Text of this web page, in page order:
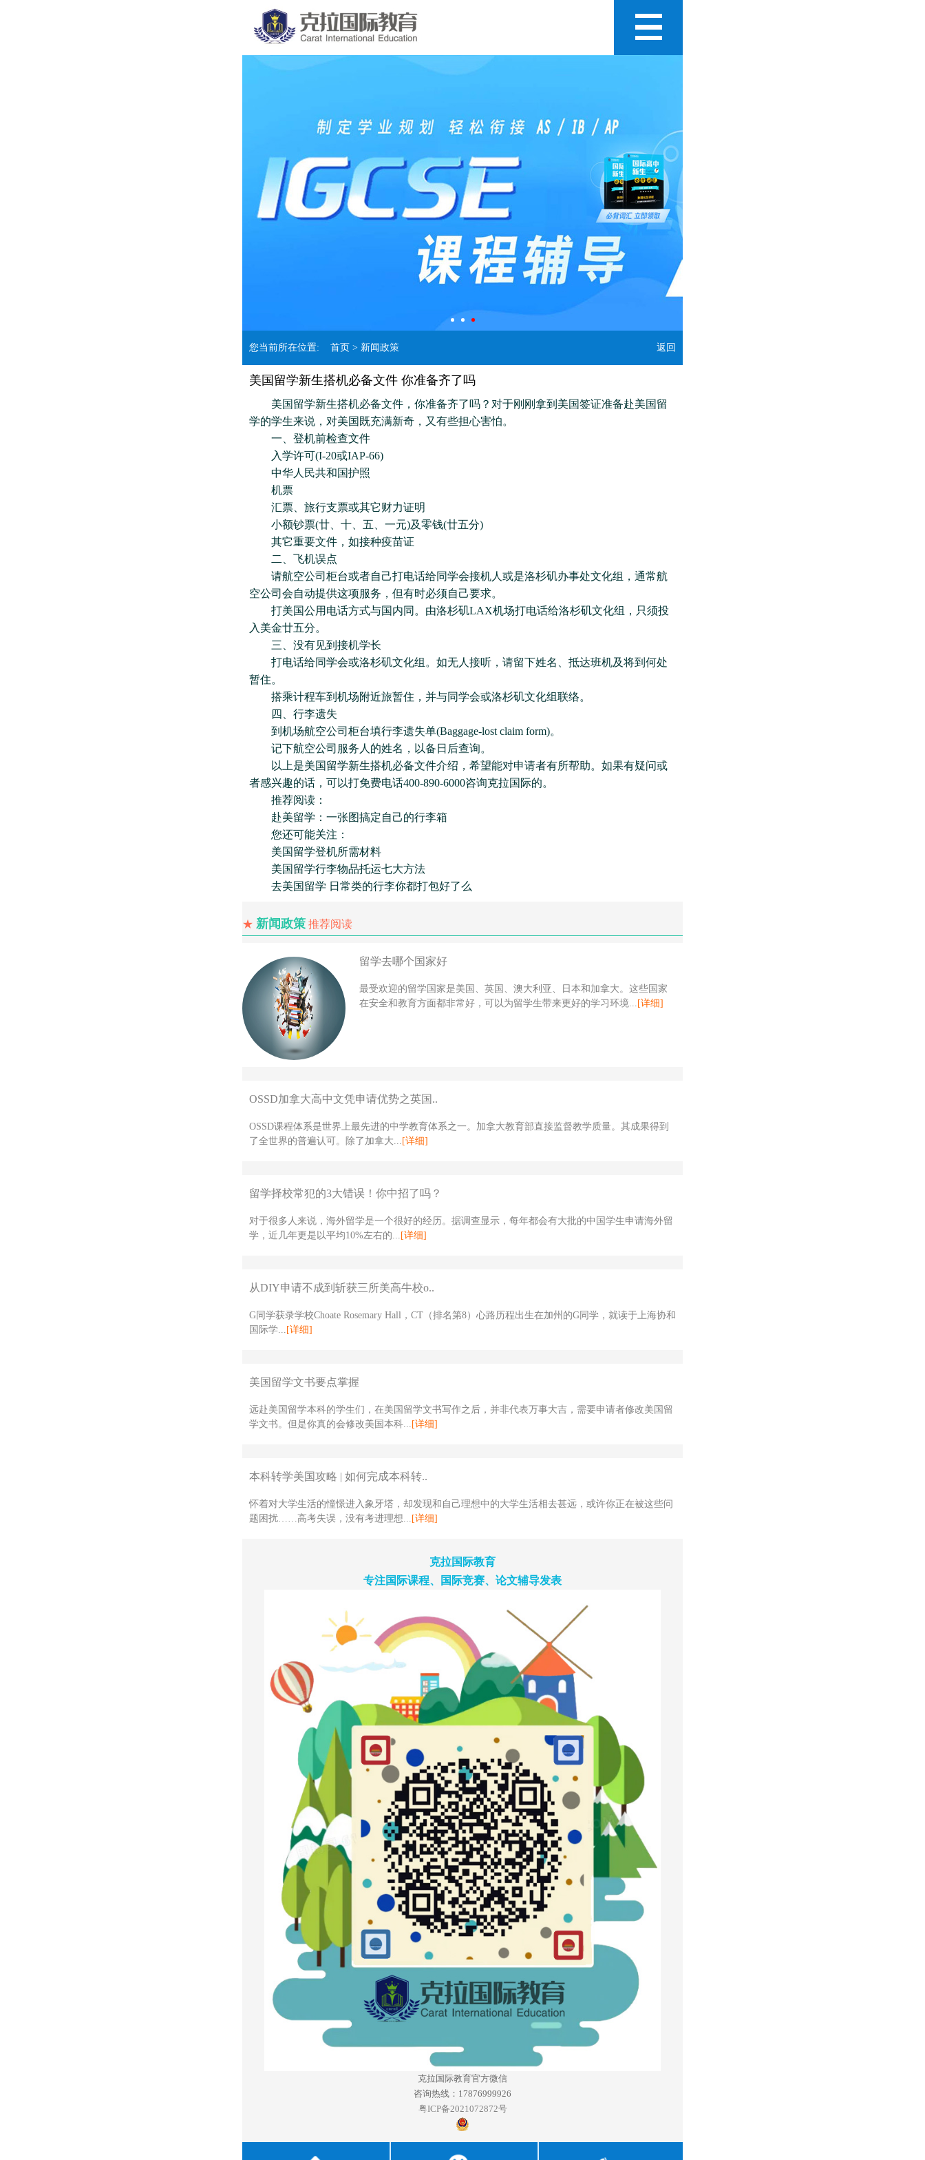
您当前所在位置: 首页 > 新闻政策 返回
美国留学新生搭机必备文件 你准备齐了吗
美国留学新生搭机必备文件，你准备齐了吗？对于刚刚拿到美国签证准备赴美国留
学的学生来说，对美国既充满新奇，又有些担心害怕。
一、登机前检查文件
入学许可(I-20或IAP-66)
中华人民共和国护照
机票
汇票、旅行支票或其它财力证明
小额钞票(廿、十、五、一元)及零钱(廿五分)
其它重要文件，如接种疫苗证
二、飞机误点
请航空公司柜台或者自己打电话给同学会接机人或是洛杉矶办事处文化组，通常航
空公司会自动提供这项服务，但有时必须自己要求。
打美国公用电话方式与国内同。由洛杉矶LAX机场打电话给洛杉矶文化组，只须投
入美金廿五分。
三、没有见到接机学长
打电话给同学会或洛杉矶文化组。如无人接听，请留下姓名、抵达班机及将到何处
暂住。
搭乘计程车到机场附近旅暂住，并与同学会或洛杉矶文化组联络。
四、行李遗失
到机场航空公司柜台填行李遗失单(Baggage-lost claim form)。
记下航空公司服务人的姓名，以备日后查询。
以上是美国留学新生搭机必备文件介绍，希望能对申请者有所帮助。如果有疑问或
者感兴趣的话，可以打免费电话400-890-6000咨询克拉国际的。
推荐阅读：
赴美留学：一张图搞定自己的行李箱
您还可能关注：
美国留学登机所需材料
美国留学行李物品托运七大方法
去美国留学 日常类的行李你都打包好了么
★ 新闻政策 推荐阅读
留学去哪个国家好
最受欢迎的留学国家是美国、英国、澳大利亚、日本和加拿大。这些国家
在安全和教育方面都非常好，可以为留学生带来更好的学习环境... [详细]
OSSD加拿大高中文凭申请优势之英国..
OSSD课程体系是世界上最先进的中学教育体系之一。加拿大教育部直接监督教学质量。其成果得到
了全世界的普遍认可。除了加拿大... [详细]
留学择校常犯的3大错误！你中招了吗？
对于很多人来说，海外留学是一个很好的经历。据调查显示，每年都会有大批的中国学生申请海外留
学，近几年更是以平均10%左右的... [详细]
从DIY申请不成到斩获三所美高牛校o..
G同学获录学校Choate Rosemary Hall，CT（排名第8）心路历程出生在加州的G同学，就读于上海协和
国际学... [详细]
美国留学文书要点掌握
远赴美国留学本科的学生们，在美国留学文书写作之后，并非代表万事大吉，需要申请者修改美国留
学文书。但是你真的会修改美国本科... [详细]
本科转学美国攻略 | 如何完成本科转..
怀着对大学生活的憧憬进入象牙塔，却发现和自己理想中的大学生活相去甚远，或许你正在被这些问
题困扰……高考失误，没有考进理想... [详细]
克拉国际教育
专注国际课程、国际竞赛、论文辅导发表
克拉国际教育官方微信
咨询热线：17876999926
粤ICP备2021072872号